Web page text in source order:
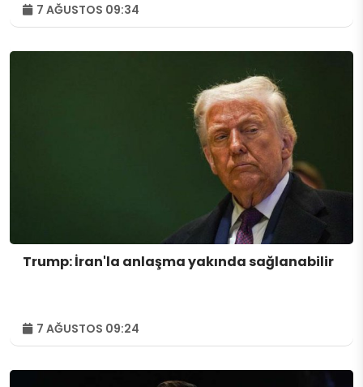
7 AĞUSTOS 09:34
Trump: İran'la anlaşma yakında sağlanabilir
7 AĞUSTOS 09:24